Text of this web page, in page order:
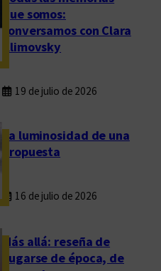
que somos:
conversamos con Clara
Klimovsky
19 de julio de 2026
La luminosidad de una
propuesta
16 de julio de 2026
Más allá: reseña de
Fugarse de época, de